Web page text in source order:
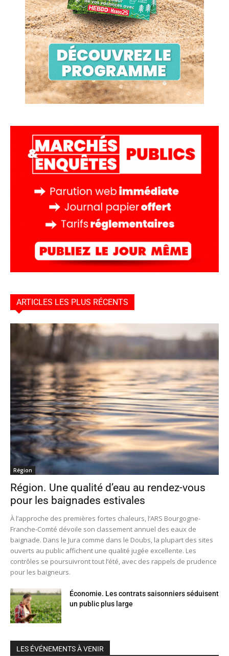
ARTICLES LES PLUS RÉCENTS
Région
Région. Une qualité d’eau au rendez-vous
pour les baignades estivales
À l’approche des premières fortes chaleurs, l’ARS Bourgogne-
Franche-Comté dévoile son classement annuel des eaux de
baignade. Dans le Jura comme dans le Doubs, la plupart des sites
ouverts au public affichent une qualité jugée excellente. Les
contrôles se poursuivront tout l’été, avec des rappels de prudence
pour les baigneurs.
Économie. Les contrats saisonniers séduisent
un public plus large
LES ÉVÉNEMENTS À VENIR